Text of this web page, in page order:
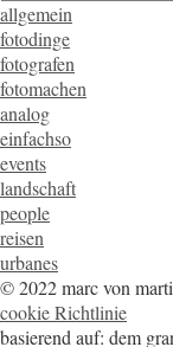
allgemein
fotodinge
fotografen
fotomachen
analog
einfachso
events
landschaft
people
reisen
urbanes
© 2022 marc von
cookie Richtlinie
basierend auf: dem